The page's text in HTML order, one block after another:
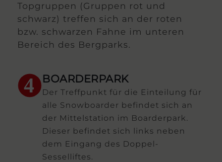
Topgruppen (Gruppen rot und
schwarz) treffen sich an der roten
bzw. schwarzen Fahne im unteren
Bereich des Bergparks.
4 BOARDERPARK
Der Treffpunkt für die Einteilung für
alle Snowboarder befindet sich an
der Mittelstation im Boarderpark.
Dieser befindet sich links neben
dem Eingang des Doppel-
Sesselliftes.